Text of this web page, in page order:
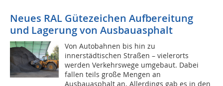
Neues RAL Gütezeichen Aufbereitung
und Lagerung von Ausbauasphalt
Von Autobahnen bis hin zu
innerstädtischen Straßen – vielerorts
werden Verkehrswege umgebaut. Dabei
fallen teils große Mengen an
Ausbauasphalt an. Allerdings gab es in den